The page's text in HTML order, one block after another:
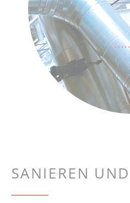
SANIEREN